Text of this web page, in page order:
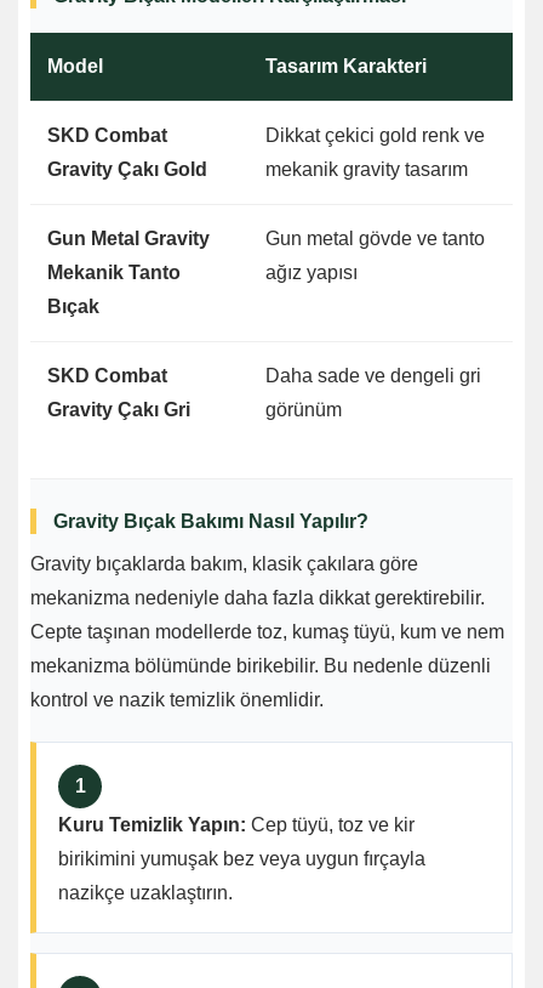
Model Tasarım Karakteri
SKD Combat
Gravity Çakı Gold
Dikkat çekici gold renk ve
mekanik gravity tasarım
Gun Metal Gravity
Mekanik Tanto
Bıçak
Gun metal gövde ve tanto
ağız yapısı
SKD Combat
Gravity Çakı Gri
Daha sade ve dengeli gri
görünüm
Gravity Bıçak Bakımı Nasıl Yapılır?
Gravity bıçaklarda bakım, klasik çakılara göre
mekanizma nedeniyle daha fazla dikkat gerektirebilir.
Cepte taşınan modellerde toz, kumaş tüyü, kum ve nem
mekanizma bölümünde birikebilir. Bu nedenle düzenli
kontrol ve nazik temizlik önemlidir.
1
Kuru Temizlik Yapın: Cep tüyü, toz ve kir
birikimini yumuşak bez veya uygun fırçayla
nazikçe uzaklaştırın.